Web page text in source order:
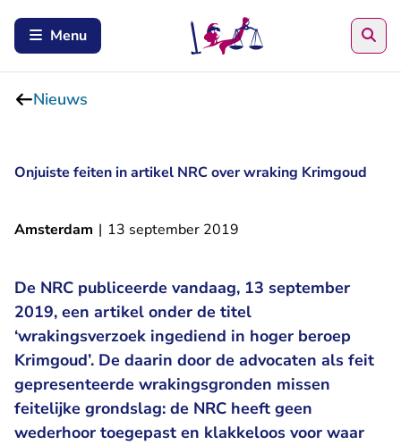
Menu
Nieuws
Onjuiste feiten in artikel NRC over wraking Krimgoud
Amsterdam | 13 september 2019
De NRC publiceerde vandaag, 13 september
2019, een artikel onder de titel
‘wrakingsverzoek ingediend in hoger beroep
Krimgoud’. De daarin door de advocaten als feit
gepresenteerde wrakingsgronden missen
feitelijke grondslag: de NRC heeft geen
wederhoor toegepast en klakkeloos voor waar